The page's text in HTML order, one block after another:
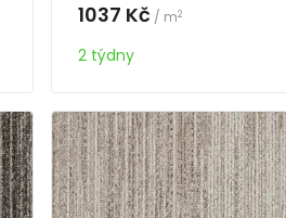
1037 Kč / m2
2 týdny